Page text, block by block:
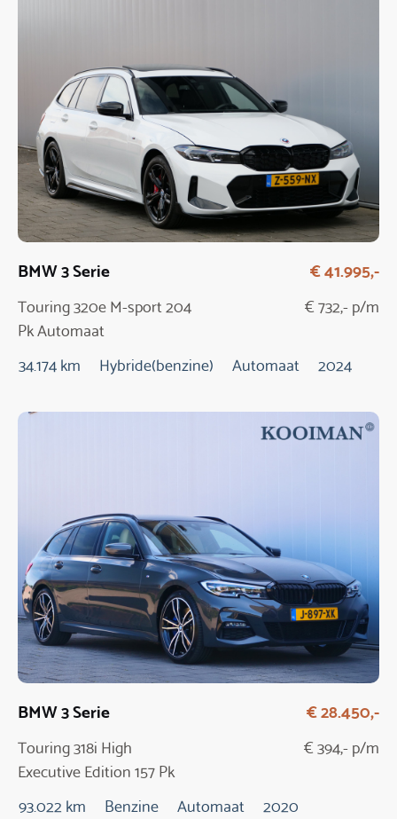
BMW 3 Serie
Touring 320e M-sport 204
Pk Automaat
€ 41.995,-
€ 732,- p/m
34.174 km Hybride(benzine) Automaat 2024
BMW 3 Serie
Touring 318i High
Executive Edition 157 Pk
Automaat
€ 28.450,-
€ 394,- p/m
93.022 km Benzine Automaat 2020